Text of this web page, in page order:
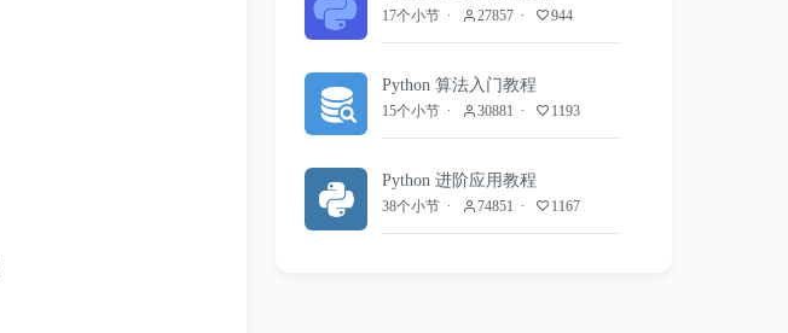
17个小节 27857 944
Python 算法入门教程
15个小节 30881 1193
Python 进阶应用教程
38个小节 74851 1167